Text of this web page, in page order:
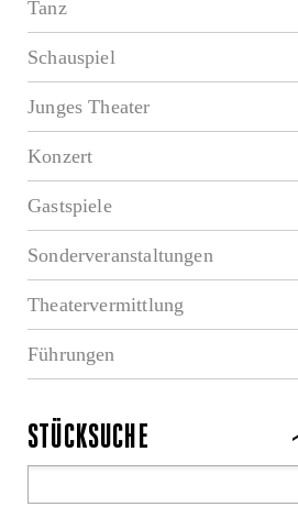
Tanz
Schauspiel
Junges Theater
Konzert
Gastspiele
Sonderveranstaltungen
Theatervermittlung
Führungen
STÜCKSUCHE